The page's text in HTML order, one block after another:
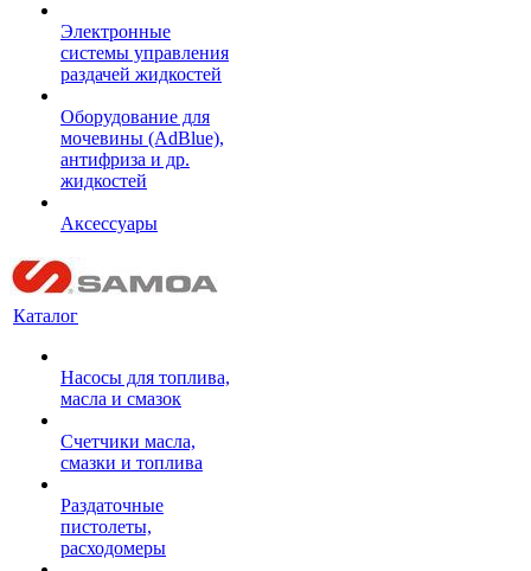
Электронные
системы управления
раздачей жидкостей
Оборудование для
мочевины (AdBlue),
антифриза и др.
жидкостей
Аксессуары
Каталог
Насосы для топлива,
масла и смазок
Счетчики масла,
смазки и топлива
Раздаточные
пистолеты,
расходомеры